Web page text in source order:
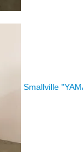
Smallville